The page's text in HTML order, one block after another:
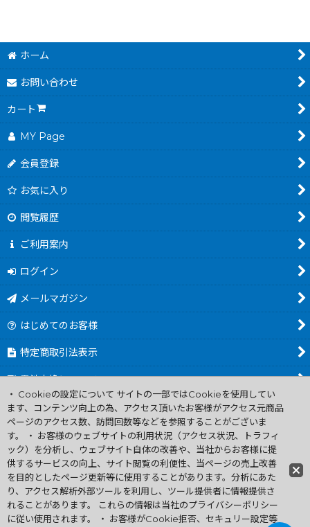
ホーム
お問い合わせ
カート
MY Page
会員登録
お気に入り
閲覧履歴
ご利用案内
ログイン
メールマガジン
はじめてのお客様
特定商取引法表示
電池交換について
商品カテゴリ一覧
Worldwide Shipping Guide
ファミコン買取通販 中古 ディスクシステム 販売 ニンテンドウ64・
ゲーム買取 .電池交換
Copyright (C) 2007 ファミコン お宝王 All Rights
Reserved.
・ Cookieの設定について サイトの一部ではCookieを使用してい
ます、コンテンツ向上の為、アクセス頂いたお客様がアクセス元商品
ページのアクセス数、訪問回数等などを参照することがございま
す。 ・ お客様のウェブサイトの利用状況（アクセス状況、トラフィ
ック）を分析し、ウェブサイト自体の改善や、当社からお客様に提
供するサービスの向上、サイト閲覧の利便性、当ページの売上改善
を目的としたページ更新等に使用することがあります。分析にあた
り、アクセス解析外部ツールを利用し、ツール提供者に情報提供さ
れることがあります。 これらの情報は当社のプライバシーポリシー
に従い使用されます。 ・ お客様がCookie拒否、セキュリー設定等